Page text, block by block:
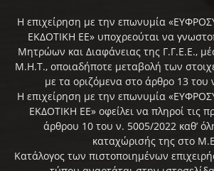
Η επιχείρηση με την επωνυμία
ΕΚΔΟΤΙΚΗ ΕΕ» υποχρεούται να
Μητρώων και Διαφάνειας της Γ.Γ.Ε.Ε.,
Μ.Η.Τ., οποιαδήποτε μεταβολή των
με τα οριζόμενα στο άρθρο 13 του
Η επιχείρηση με την επωνυμία
ΕΚΔΟΤΙΚΗ ΕΕ» οφείλει να πληροί τις
άρθρου 10 του ν. 5005/2022 καθ’
καταχώρισής της στο
Κατάλογος των πιστοποιημένων